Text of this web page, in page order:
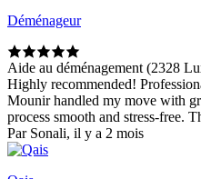
Déménageur
Aide au déménagement (2328
Highly recommended!
Mounir handled my move with
process smooth and stress-free.
Par Sonali, il y a 2 mois